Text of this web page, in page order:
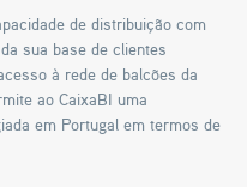
de distribuição com
sua base de clientes
à rede de balcões da
ao CaixaBI uma
em Portugal em termos de